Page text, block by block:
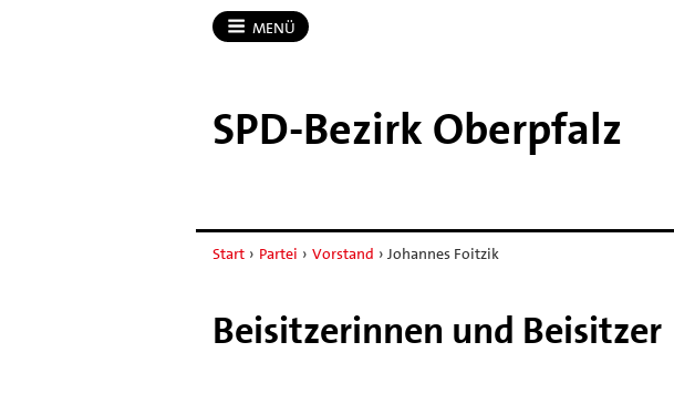
MENÜ
SPD-​Bezirk Oberpfalz
Start › Partei › Vorstand › Johannes Foitzik
Beisitzerinnen und Beisitzer